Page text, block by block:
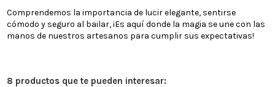
Comprendemos la importancia de lucir elegante, sentirse
cómodo y seguro al bailar, ¡Es aquí donde la magia se une con las
manos de nuestros artesanos para cumplir sus expectativas!
8 productos que te pueden interesar: